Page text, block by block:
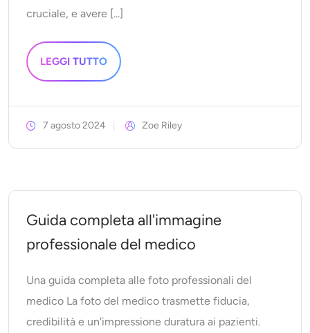
cruciale, e avere [...]
LEGGI TUTTO
7 agosto 2024 Zoe Riley
Guida completa all'immagine
professionale del medico
Una guida completa alle foto professionali del
medico La foto del medico trasmette fiducia,
credibilità e un'impressione duratura ai pazienti.